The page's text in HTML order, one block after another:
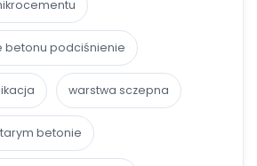
betonu podciśnienie
warstwa sczepna
betonie